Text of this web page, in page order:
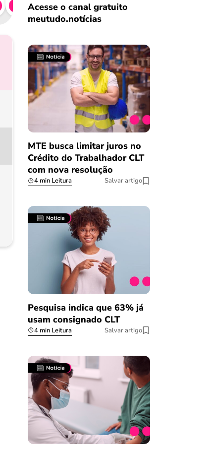
Salvar Ferramenta
Acesse o canal gratuito
meutudo.notícias
MTE busca limitar juros no
Crédito do Trabalhador CLT
com nova resolução
4 min Leitura Salvar artigo
Pesquisa indica que 63% já
usam consignado CLT
4 min Leitura Salvar artigo